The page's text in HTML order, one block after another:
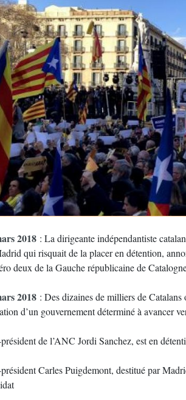
2018 : La dirigeante indépendantiste
qui risquait de la placer en détention,
deux de la Gauche républicaine de
2018 : Des dizaines de milliers de Catalans
d’un gouvernement déterminé à avancer
président de l’ANC Jordi Sanchez, est en
président Carles Puigdemont, destitué par